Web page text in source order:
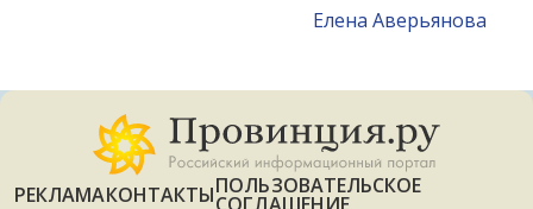
Елена Аверьянова
РЕКЛАМАКОНТАКТЫПОЛЬЗОВАТЕЛЬСКОЕ